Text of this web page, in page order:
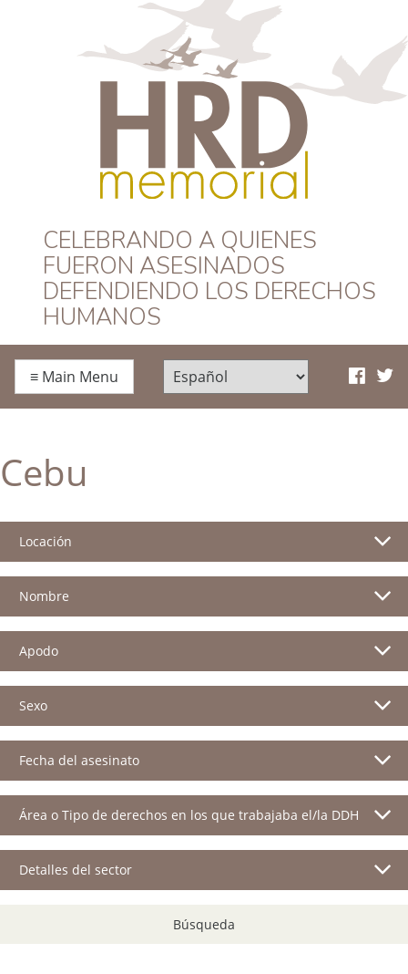
HRD Memorial –
Español
CELEBRANDO A QUIENES
FUERON ASESINADOS
DEFENDIENDO LOS DERECHOS
HUMANOS
≡ Main Menu
Cebu
Locación
Nombre
Apodo
Sexo
Fecha del asesinato
Área o Tipo de derechos en los que trabajaba el/la DDH
Detalles del sector
Búsqueda